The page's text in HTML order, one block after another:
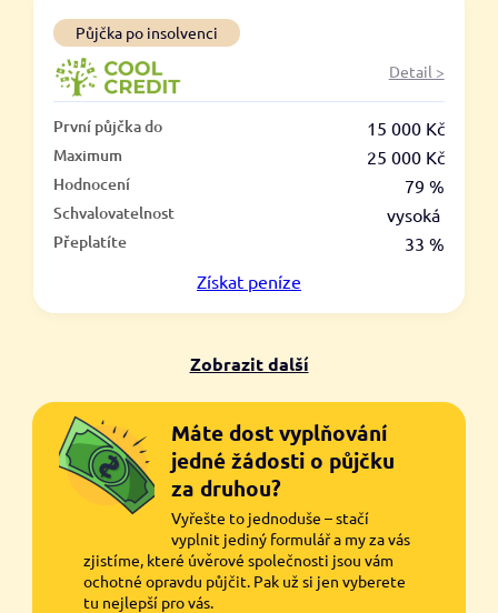
Půjčka po insolvenci
Detail >
První půjčka do 15 000 Kč
Maximum 25 000 Kč
Hodnocení 79 %
Schvalovatelnost vysoká
Přeplatíte
33 %
Získat peníze
Zobrazit další
Máte dost vyplňování
jedné žádosti o půjčku
za druhou?
Vyřešte to jednoduše – stačí
vyplnit jediný formulář a my za vás
zjistíme, které úvěrové společnosti jsou vám
ochotné opravdu půjčit. Pak už si jen vyberete
tu nejlepší pro vás.